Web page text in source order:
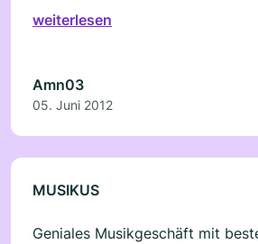
gespart!!! purecom4 ist wirklich
weiterlesen
Amn03
05. Juni 2012
MUSIKUS
Geniales Musikgeschäft mit